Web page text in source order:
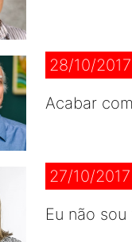
28/10/2017
Acabar
27/10/2017
Eu não